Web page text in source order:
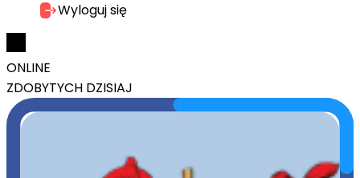
Wyloguj się
ONLINE
ZDOBYTYCH DZISIAJ